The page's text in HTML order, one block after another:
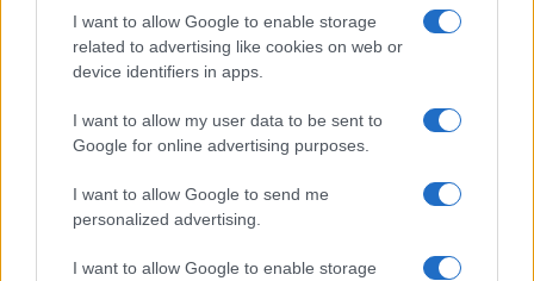
I want to allow Google to enable storage
related to advertising like cookies on web or
device identifiers in apps.
I want to allow my user data to be sent to
Google for online advertising purposes.
I want to allow Google to send me
personalized advertising.
I want to allow Google to enable storage
Incidente sulla 125 a Olbia, due auto coinvolte:
danni ingenti
Auto finisce contro un muretto, un ferito ad
Incidente a Baia Sardinia, scontro tra auto e
moto: un ferito